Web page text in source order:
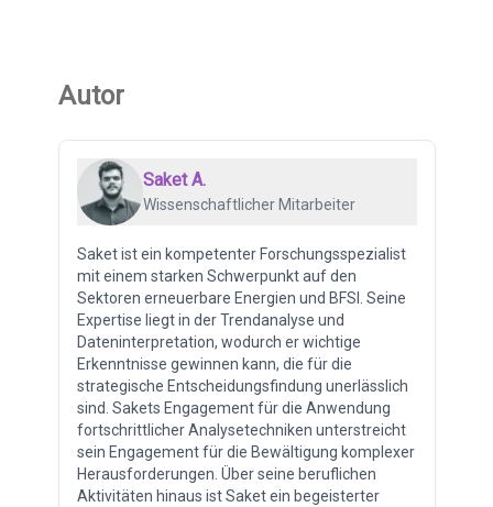
Autor
Saket A.
Wissenschaftlicher Mitarbeiter
Saket ist ein kompetenter Forschungsspezialist
mit einem starken Schwerpunkt auf den
Sektoren erneuerbare Energien und BFSI. Seine
Expertise liegt in der Trendanalyse und
Dateninterpretation, wodurch er wichtige
Erkenntnisse gewinnen kann, die für die
strategische Entscheidungsfindung unerlässlich
sind. Sakets Engagement für die Anwendung
fortschrittlicher Analysetechniken unterstreicht
sein Engagement für die Bewältigung komplexer
Herausforderungen. Über seine beruflichen
Aktivitäten hinaus ist Saket ein begeisterter